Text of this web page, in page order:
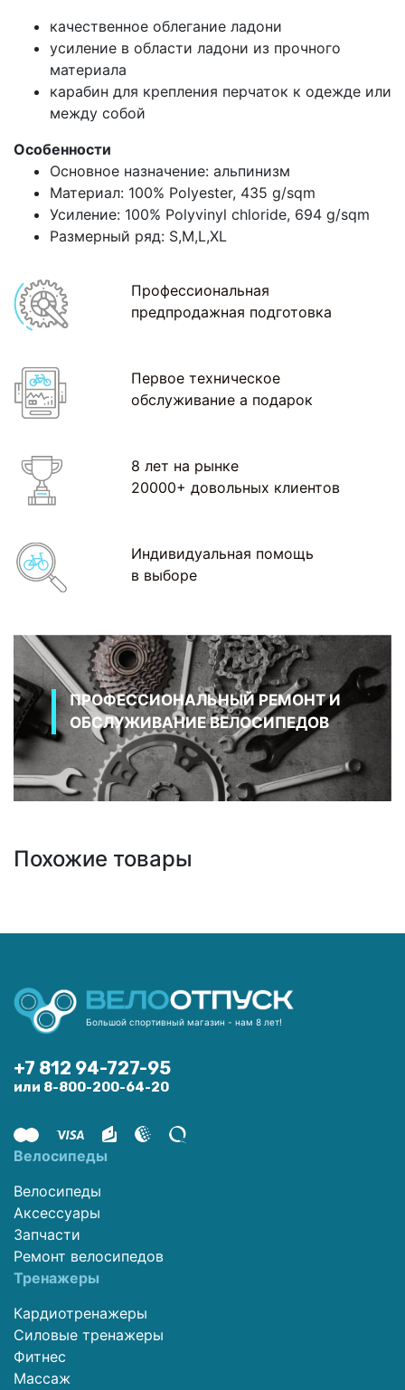
качественное облегание ладони
усиление в области ладони из прочного
материала
карабин для крепления перчаток к одежде или
между собой
Особенности
Основное назначение: альпинизм
Материал: 100% Polyester, 435 g/sqm
Усиление: 100% Polyvinyl chloride, 694 g/sqm
Размерный ряд: S,M,L,XL
Профессиональная
предпродажная подготовка
Первое техническое
обслуживание а подарок
8 лет на рынке
20000+ довольных клиентов
Индивидуальная помощь
в выборе
ПРОФЕССИОНАЛЬНЫЙ РЕМОНТ И
ОБСЛУЖИВАНИЕ ВЕЛОСИПЕДОВ
Похожие товары
Большой спортивный магазин - нам 8 лет!
+7 812 94-727-95
или 8-800-200-64-20
Велосипеды
Велосипеды
Аксессуары
Запчасти
Ремонт велосипедов
Тренажеры
Кардиотренажеры
Силовые тренажеры
Фитнес
Массаж